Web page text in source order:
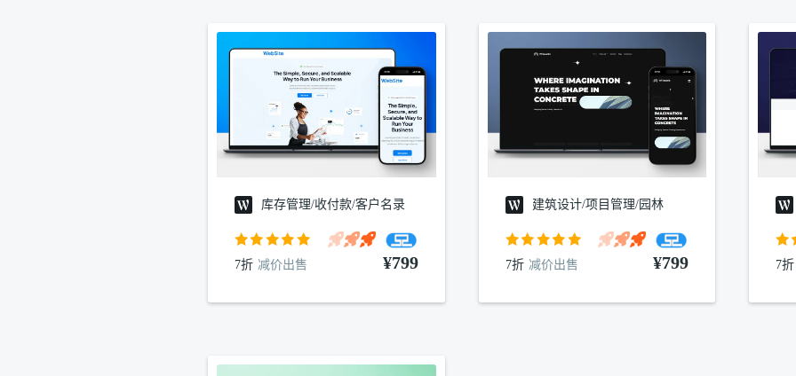
库存管理/收付款/客户名录
7折 减价出售 ¥799
建筑设计/项目管理/园林
7折 减价出售 ¥799 7折